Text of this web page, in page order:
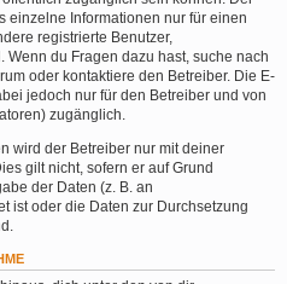
einzelne Informationen nur für einen
registrierte Benutzer,
du Fragen dazu hast, suche nach
oder kontaktiere den Betreiber. Die E-
jedoch nur für den Betreiber und von
zugänglich.
wird der Betreiber nur mit deiner
gilt nicht, sofern er auf Grund
der Daten (z. B. an
ist oder die Daten zur Durchsetzung